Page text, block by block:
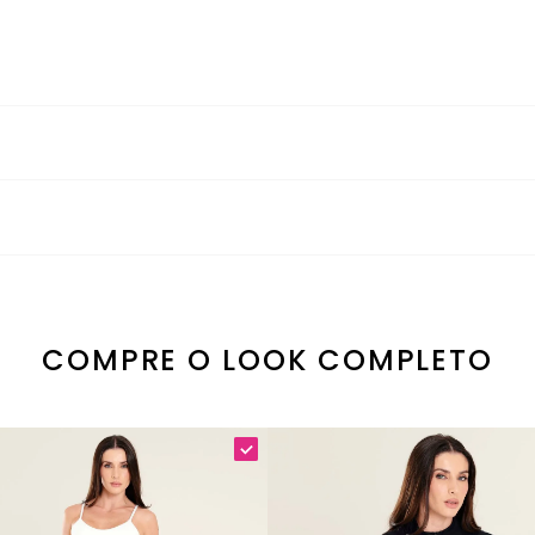
e cobertura ao vestir.
relevo que favorece a respirabilidade e traz um visual esportivo
a rotina com segurança.
COMPRE O LOOK COMPLETO